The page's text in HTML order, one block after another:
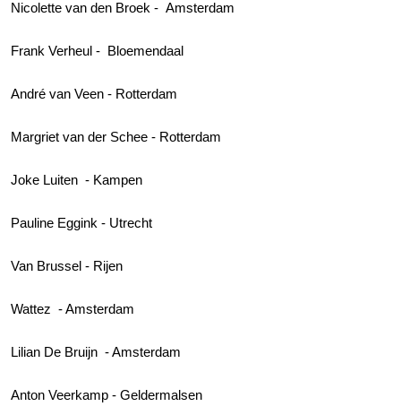
Nicolette van den Broek - Amsterdam
Frank Verheul - Bloemendaal
André van Veen - Rotterdam
Margriet van der Schee - Rotterdam
Joke Luiten - Kampen
Pauline Eggink - Utrecht
Van Brussel - Rijen
Wattez - Amsterdam
Lilian De Bruijn - Amsterdam
Anton Veerkamp - Geldermalsen